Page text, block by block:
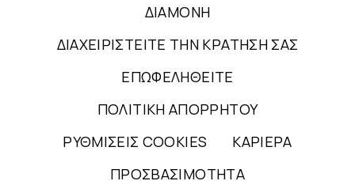
ΔΙΑΜΟΝΗ
ΔΙΑΧΕΙΡΙΣΤΕΙΤΕ ΤΗΝ ΚΡΑΤΗΣΗ ΣΑΣ
ΕΠΩΦΕΛΗΘΕΙΤΕ
ΠΟΛΙΤΙΚΗ ΑΠΟΡΡΗΤΟΥ
ΡΥΘΜΙΣΕΙΣ COOKIES
ΚΑΡΙΕΡΑ
ΠΡΟΣΒΑΣΙΜΟΤΗΤΑ